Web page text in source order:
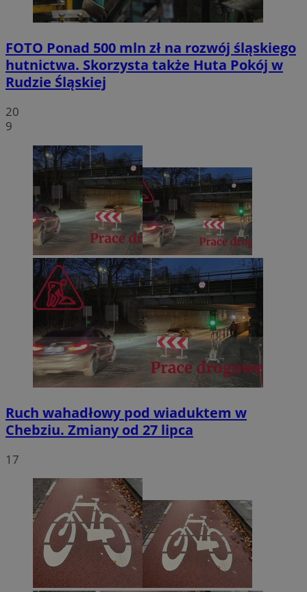
FOTO Ponad 500 mln zł na rozwój śląskiego
hutnictwa. Skorzysta także Huta Pokój w
Rudzie Śląskiej
20
9
Ruch wahadłowy pod wiaduktem w
Chebziu. Zmiany od 27 lipca
17